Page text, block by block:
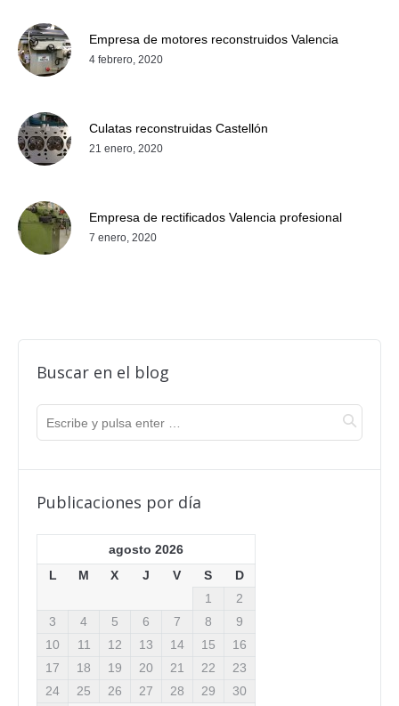
Empresa de motores reconstruidos Valencia
4 febrero, 2020
Culatas reconstruidas Castellón
21 enero, 2020
Empresa de rectificados Valencia profesional
7 enero, 2020
Buscar en el blog
Publicaciones por día
agosto 2026
L
M X J V S
D
1
2
3
4 5 6 7 8
9
10
11 12 13 14 15
16
17
18 19 20 21 22
23
24
25 26 27 28 29
30